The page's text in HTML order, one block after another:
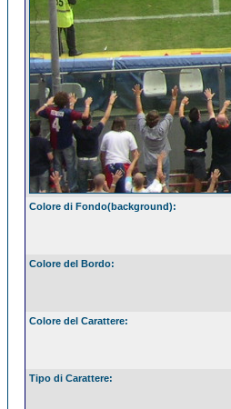
Colore di Fondo(background):
Colore del Bordo:
Colore del Carattere:
Tipo di Carattere: